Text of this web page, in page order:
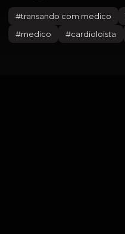
#transando com medico
#medico #cardioloista